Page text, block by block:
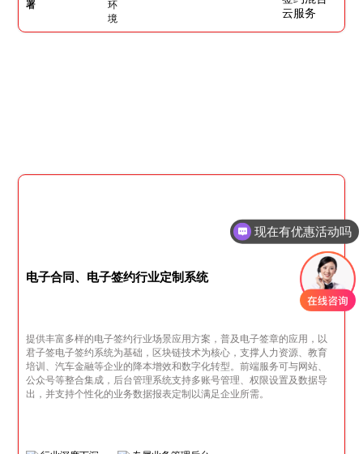
电子合同、电子签约行业定制系统
提供丰富多样的电子签约行业场景应用方案，普及电子签章的应用，以
君子签电子签约系统为基础，区块链技术为核心，支撑人力资源、教育
培训、汽车金融等企业的降本增效和数字化转型。前端服务可与网站、
公众号等整合集成，后台管理系统支持多账号管理、权限设置及数据导
出，并支持个性化的业务数据报表定制以满足企业所需。
现在有优惠活动吗